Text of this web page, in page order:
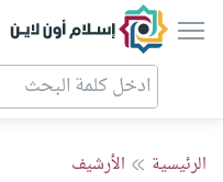
إسلام أون لاين
الرئيسية الأرشيف